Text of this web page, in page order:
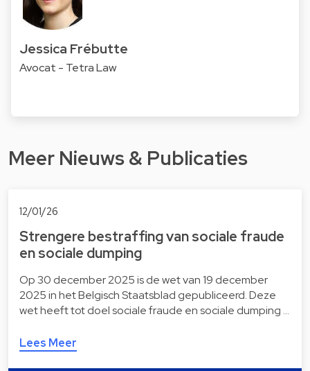
Jessica Frébutte
Avocat - Tetra Law
Meer Nieuws & Publicaties
12/01/26
Strengere bestraffing van sociale fraude
en sociale dumping
Op 30 december 2025 is de wet van 19 december
2025 in het Belgisch Staatsblad gepubliceerd. Deze
wet heeft tot doel sociale fraude en sociale dumping …
Lees Meer